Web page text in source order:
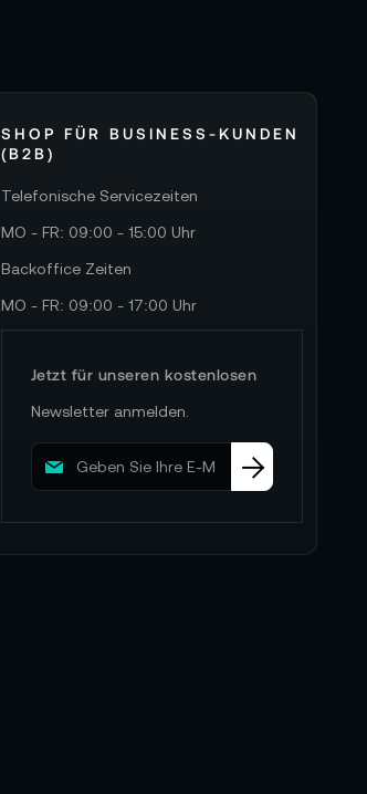
SHOP FÜR BUSINESS-KUNDEN
(B2B)
Telefonische Servicezeiten
MO - FR: 09:00 - 15:00 Uhr
Backoffice Zeiten
MO - FR: 09:00 - 17:00 Uhr
Jetzt für unseren kostenlosen
Newsletter anmelden.
M
d